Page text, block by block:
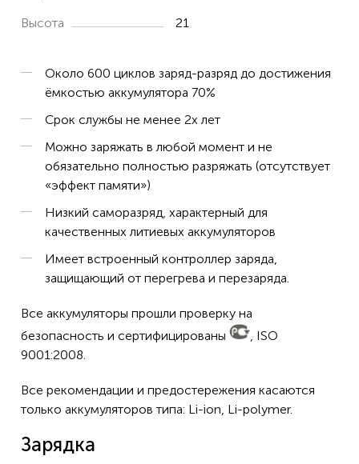
Высота 21
Около 600 циклов заряд-разряд до достижения
ёмкостью аккумулятора 70%
Срок службы не менее 2х лет
Можно заряжать в любой момент и не
обязательно полностью разряжать (отсутствует
«эффект памяти»)
Низкий саморазряд, характерный для
качественных литиевых аккумуляторов
Имеет встроенный контроллер заряда,
защищающий от перегрева и перезаряда.
Все аккумуляторы прошли проверку на
безопасность и сертифицированы
, ISO
9001:2008.
Все рекомендации и предостережения касаются
только аккумуляторов типа: Li-ion, Li-polymer.
Зарядка